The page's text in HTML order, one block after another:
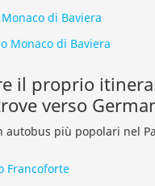
di Baviera
Monaco di Baviera
il proprio
verso
autobus più popolari nel
Francoforte